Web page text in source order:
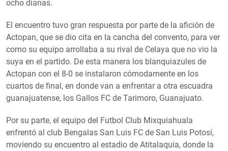
ocho dianas.
El encuentro tuvo gran respuesta por parte de la afición de
Actopan, que se dio cita en la cancha del convento, para ver
como su equipo arrollaba a su rival de Celaya que no vio la
suya en el partido. De esta manera los blanquiazules de
Actopan con el 8-0 se instalaron cómodamente en los
cuartos de final, en donde van a enfrentar a otra escuadra
guanajuatense, los Gallos FC de Tarimoro, Guanajuato.
Por su parte, el equipo del Futbol Club Mixquiahuala
enfrentó al club Bengalas San Luis FC de San Luis Potosí,
moviendo su encuentro al estadio de Atitalaquia, donde la